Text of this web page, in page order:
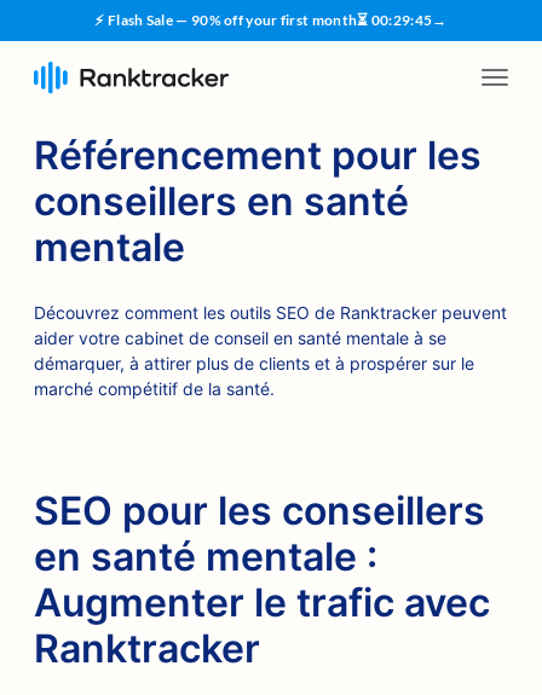
⚡ Flash Sale — 90% off your first month⏳ 00:29:45→
Référencement pour les
conseillers en santé
mentale
Découvrez comment les outils SEO de Ranktracker peuvent
aider votre cabinet de conseil en santé mentale à se
démarquer, à attirer plus de clients et à prospérer sur le
marché compétitif de la santé.
SEO pour les conseillers
en santé mentale :
Augmenter le trafic avec
Ranktracker